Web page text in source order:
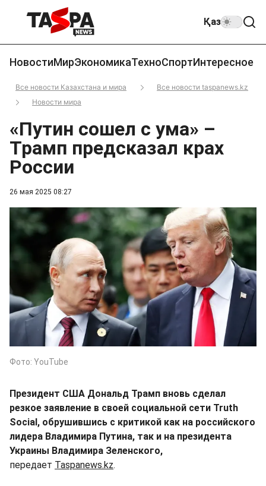
Қаз
НовостиМирЭкономикаТехноСпортИнтересное
Все новости Казахстана и мира
Все новости taspanews.kz
Новости мира
26 мая 2025 08:27
«Путин сошел с ума» –
Трамп предсказал крах
России
Фото: YouTube
Президент США Дональд Трамп вновь сделал
резкое заявление в своей социальной сети Truth
Social, обрушившись с критикой как на российского
лидера Владимира Путина, так и на президента
Украины Владимира Зеленского,
передает Taspanews.kz.